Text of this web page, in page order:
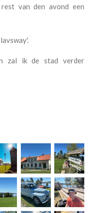
van den avond een
zal ik de stad verder